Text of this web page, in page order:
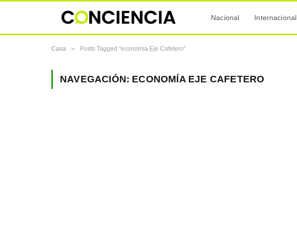
Nacional Internacional
Casa » Posts Tagged "economía Eje Cafetero"
NAVEGACIÓN: ECONOMÍA EJE CAFETERO